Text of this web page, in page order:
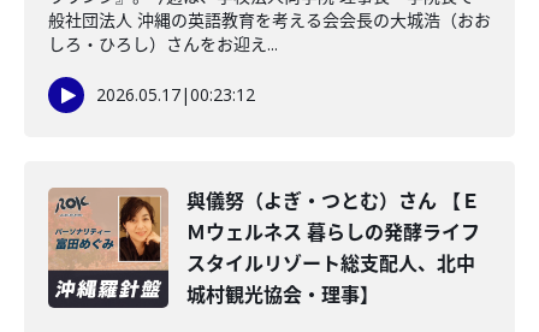
般社団法人 沖縄の英語教育を考える会会長の大城浩（おお
しろ・ひろし）さんをお迎え...
2026.05.17|00:23:12
與儀努（よぎ・つとむ）さん 【Ｅ
Ｍウェルネス 暮らしの発酵ライフ
スタイルリゾート総支配人、北中
城村観光協会・理事】